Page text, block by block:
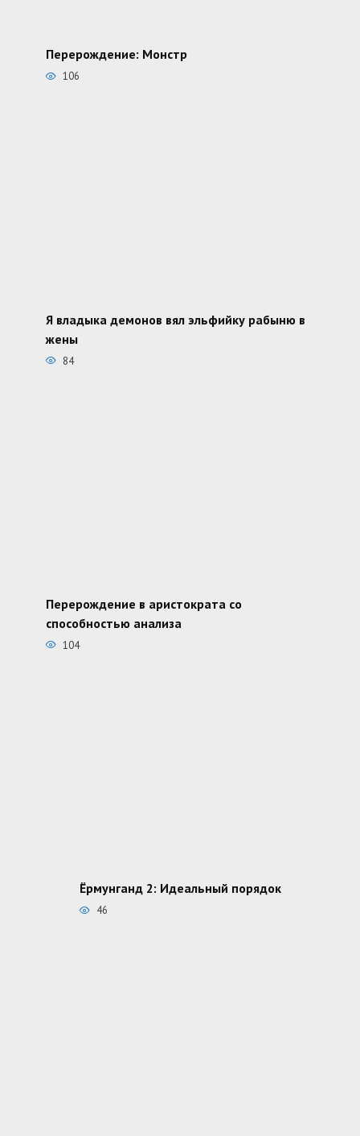
Перерождение: Монстр
106
Я владыка демонов вял эльфийку рабыню в
жены
84
Перерождение в аристократа со
способностью анализа
104
Ёрмунганд 2: Идеальный порядок
46